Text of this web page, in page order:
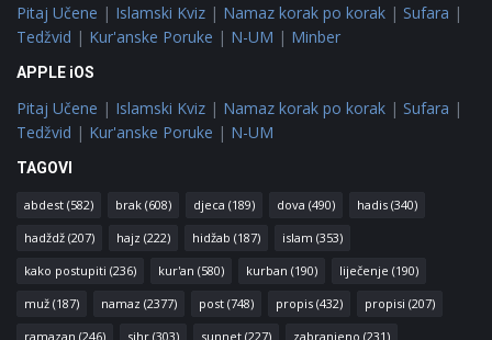
Pitaj Učene | Islamski Kviz | Namaz korak po korak | Sufara |
Tedžvid | Kur'anske Poruke | N-UM | Minber
APPLE iOS
Pitaj Učene | Islamski Kviz | Namaz korak po korak | Sufara |
Tedžvid | Kur'anske Poruke | N-UM
TAGOVI
abdest (582) brak (608) djeca (189) dova (490) hadis (340)
hadždž (207) hajz (222) hidžab (187) islam (353)
kako postupiti (236) kur'an (580) kurban (190) liječenje (190)
muž (187) namaz (2377) post (748) propis (432) propisi (207)
ramazan (246) sihr (303) sunnet (227) zabranjeno (231)